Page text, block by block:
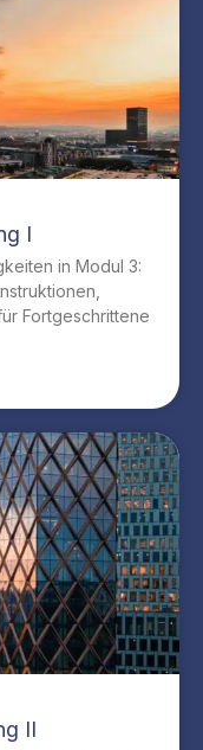
I
in Modul 3:
Fortgeschrittene
II